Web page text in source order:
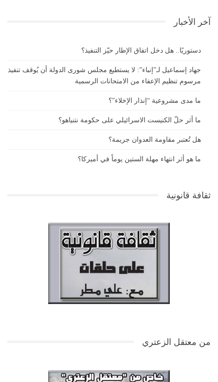
آخر الأخبار
دستوريًا.. هل دخل اتفاق الإطار حيّز التنفيذ؟
جهاد إسماعيل لـ”إنباء”: لا يستطيع مجلس شورى الدولة أن يُوقف تنفيذ
مرسوم تنظيم الإعفاء من الامتحانات الرسمية
ما مدى مشروعية “إنذار الإخلاء”؟
ما أثر حلّ الكنيست الاسرائيلي على حكومة نتنياهو؟
هل تُعتبر مقاومة العدوان جريمة؟
ما هو أثر انتهاء مهلة الستين يوماً في أميركا؟
ثقافة قانونية
من معتقل الزعتري